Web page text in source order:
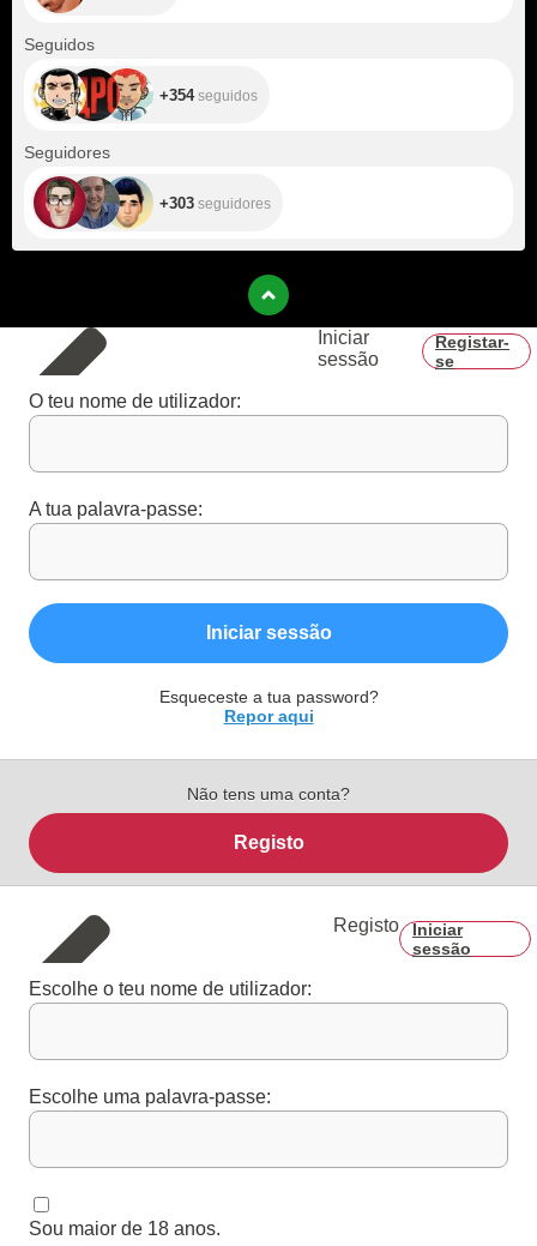
Seguidos
+354seguidos
Seguidores
+303 seguidores
Iniciar
sessão
Registar-
se
O teu nome de utilizador:
A tua palavra-passe:
Iniciar sessão
Esqueceste a tua password?
Repor aqui
Não tens uma conta?
Registo
Registo
Iniciar
sessão
Escolhe o teu nome de utilizador:
Escolhe uma palavra-passe:
Sou maior de 18 anos.